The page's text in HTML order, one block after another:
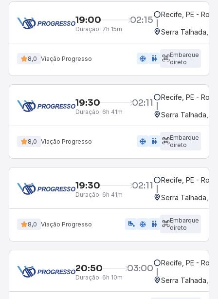
19:00 02:15
Duração: 7h 15m
Recife, PE -
Serra Talhada, PE
8,0 Viação Progresso ac_unit wc
Embarque
direto
19:30 02:11
Duração: 6h 41m
Recife, PE -
Serra Talhada, PE
8,0 Viação Progresso ac_unit wc
Embarque
direto
19:30 02:11
Duração: 6h 41m
Recife, PE -
Serra Talhada, PE
8,0 Viação Progresso airline_seat_legroom_extra ac_unit wc
Embarque
direto
20:50 03:00
Duração: 6h 10m
Recife, PE -
Serra Talhada, PE